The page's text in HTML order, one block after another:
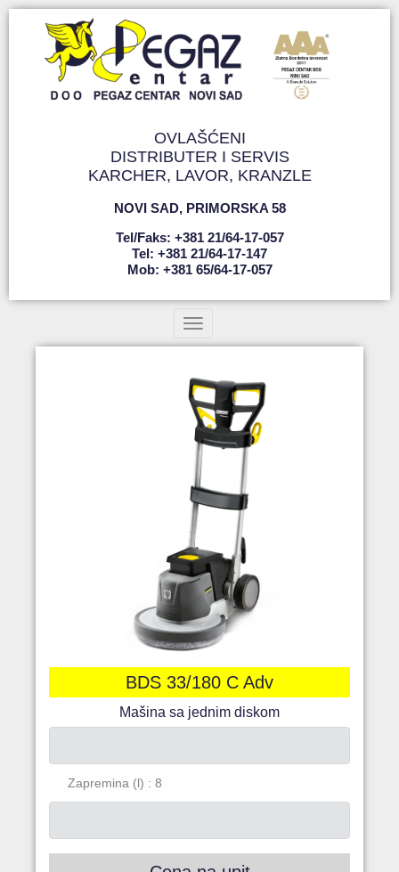
OVLAŠĆENI
DISTRIBUTER I SERVIS
KARCHER, LAVOR, KRANZLE
NOVI SAD, PRIMORSKA 58
Tel/faks: +381 21/64-17-057
Tel: +381 21/64-17-147
Mob: +381 65/64-17-057
Toggle navigation
BDS 33/180 C Adv
Mašina sa jednim diskom
Zapremina (l) : 8